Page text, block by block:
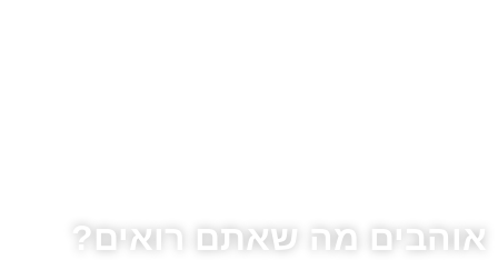
אוהבים מה שאתם רואים?